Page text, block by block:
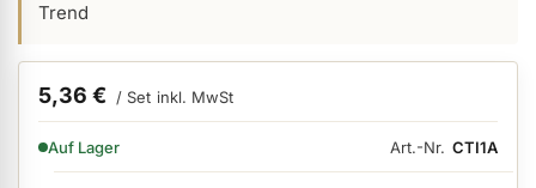
Nagellack & Flüssigkeiten anzeigen
NailArt anzeigen
Trend
5,36 € / Set inkl. MwSt
VERFÜGBARKEIT:
Auf Lager Art.-Nr. CTI1A